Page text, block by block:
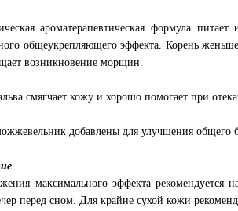
ароматерапевтическая формула
общеукрепляющего эффекта. Корень
возникновение морщин.
смягчает кожу и хорошо помогает при
добавлены для улучшения общего
максимального эффекта
перед сном. Для крайне сухой кожи